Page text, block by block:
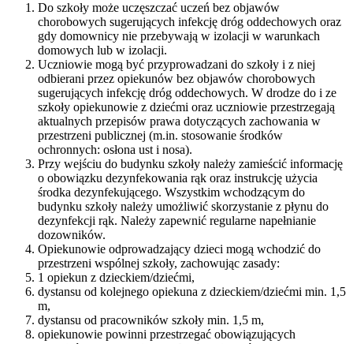
Do szkoły może uczęszczać uczeń bez objawów
chorobowych sugerujących infekcję dróg oddechowych oraz
gdy domownicy nie przebywają w izolacji w warunkach
domowych lub w izolacji.
Uczniowie mogą być przyprowadzani do szkoły i z niej
odbierani przez opiekunów bez objawów chorobowych
sugerujących infekcję dróg oddechowych. W drodze do i ze
szkoły opiekunowie z dziećmi oraz uczniowie przestrzegają
aktualnych przepisów prawa dotyczących zachowania w
przestrzeni publicznej (m.in. stosowanie środków
ochronnych: osłona ust i nosa).
Przy wejściu do budynku szkoły należy zamieścić informację
o obowiązku dezynfekowania rąk oraz instrukcję użycia
środka dezynfekującego. Wszystkim wchodzącym do
budynku szkoły należy umożliwić skorzystanie z płynu do
dezynfekcji rąk. Należy zapewnić regularne napełnianie
dozowników.
Opiekunowie odprowadzający dzieci mogą wchodzić do
przestrzeni wspólnej szkoły, zachowując zasady:
1 opiekun z dzieckiem/dziećmi,
dystansu od kolejnego opiekuna z dzieckiem/dziećmi min. 1,5
m,
dystansu od pracowników szkoły min. 1,5 m,
opiekunowie powinni przestrzegać obowiązujących